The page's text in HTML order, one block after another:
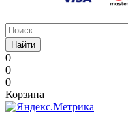
Найти
0
0
0
Корзина